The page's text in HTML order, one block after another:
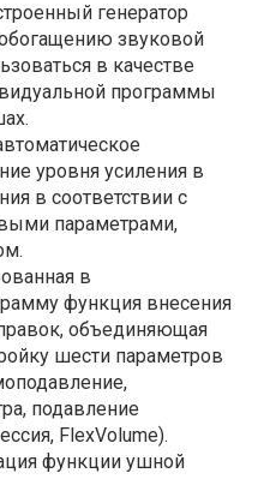
генератор
звуковой
в качестве
программы
уровня усиления в
в соответствии с
параметрами,
в
функция внесения
объединяющая
шести параметров
подавление
FlexVolume).
функции ушной